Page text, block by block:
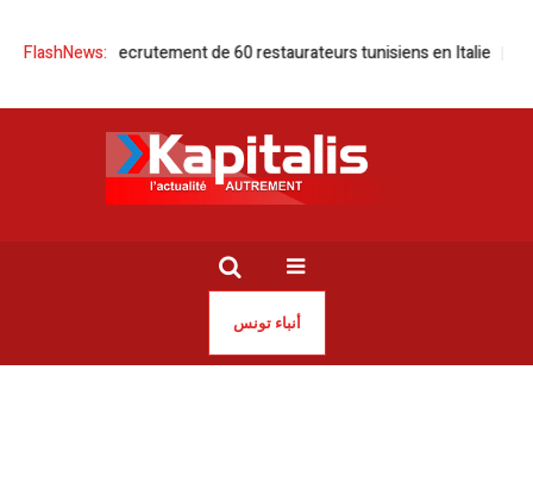
FlashNews:
et recrutement de 60 restaurateurs tunisiens en Italie Banques
أنباء تونس